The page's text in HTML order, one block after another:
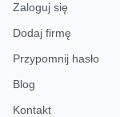
Zaloguj się
Dodaj firmę
Przypomnij hasło
Blog
Kontakt